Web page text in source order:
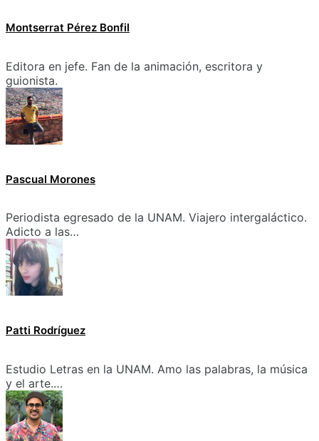
Montserrat Pérez Bonfil
Editora en jefe. Fan de la animación, escritora y
guionista.
Pascual Morones
Periodista egresado de la UNAM. Viajero intergaláctico.
Adicto a las…
Patti Rodríguez
Estudio Letras en la UNAM. Amo las palabras, la música
y el arte.…